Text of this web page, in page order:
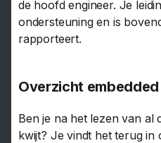
de hoofd engineer. Je
ondersteuning en is
rapporteert.
Overzicht
Ben je na het lezen van al
kwijt? Je vindt het terug in